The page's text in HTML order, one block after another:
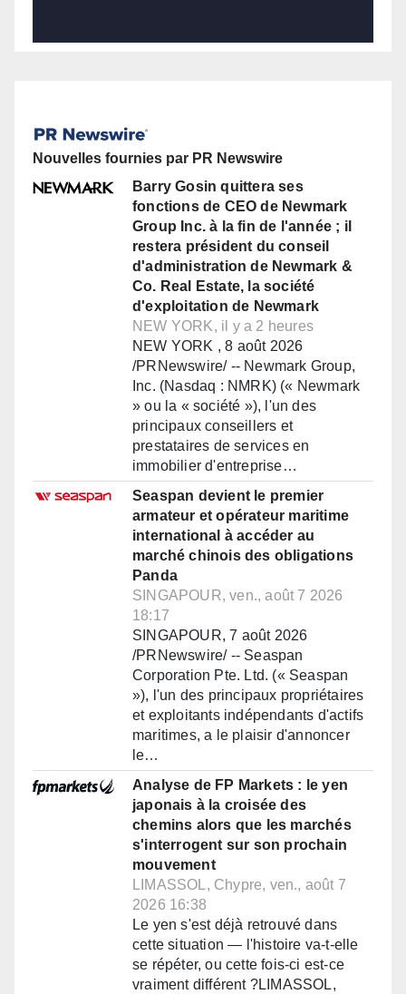
Nouvelles fournies par PR Newswire
Barry Gosin quittera ses
fonctions de CEO de Newmark
Group Inc. à la fin de l'année ; il
restera président du conseil
d'administration de Newmark &
Co. Real Estate, la société
d'exploitation de Newmark
NEW YORK, il y a 2 heures
NEW YORK , 8 août 2026
/PRNewswire/ -- Newmark Group,
Inc. (Nasdaq : NMRK) (« Newmark
» ou la « société »), l'un des
principaux conseillers et
prestataires de services en
immobilier d'entreprise…
Seaspan devient le premier
armateur et opérateur maritime
international à accéder au
marché chinois des obligations
Panda
SINGAPOUR, ven., août 7 2026
18:17
SINGAPOUR, 7 août 2026
/PRNewswire/ -- Seaspan
Corporation Pte. Ltd. (« Seaspan
»), l'un des principaux propriétaires
et exploitants indépendants d'actifs
maritimes, a le plaisir d'annoncer
le…
Analyse de FP Markets : le yen
japonais à la croisée des
chemins alors que les marchés
s'interrogent sur son prochain
mouvement
LIMASSOL, Chypre, ven., août 7
2026 16:38
Le yen s'est déjà retrouvé dans
cette situation — l'histoire va-t-elle
se répéter, ou cette fois-ci est-ce
vraiment différent ?LIMASSOL,